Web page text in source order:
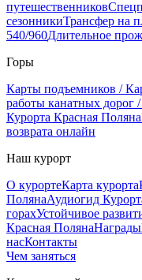
путешественников
сезонникиТрансфер на
540/960Длительное
Горы
Карты подъемников /
работы канатных дорог
Курорта Красная Поляна
возврата онлайн
Наш курорт
О курортеКарта курорта
ПолянаАудиогид
горахУстойчивое
Красная ПолянаНаграды
насКонтакты
Чем заняться